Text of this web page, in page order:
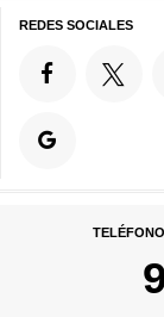
REDES SOCIALES